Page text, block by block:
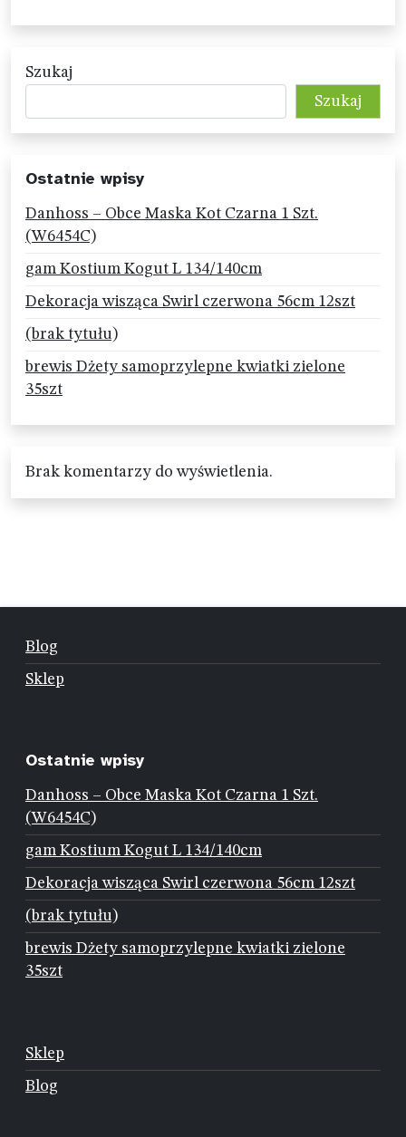
Szukaj
Szukaj
Ostatnie wpisy
Danhoss – Obce Maska Kot Czarna 1 Szt.
(W6454C)
gam Kostium Kogut L 134/140cm
Dekoracja wisząca Swirl czerwona 56cm 12szt
(brak tytułu)
brewis Dżety samoprzylepne kwiatki zielone
35szt
Brak komentarzy do wyświetlenia.
Blog
Sklep
Ostatnie wpisy
Danhoss – Obce Maska Kot Czarna 1 Szt.
(W6454C)
gam Kostium Kogut L 134/140cm
Dekoracja wisząca Swirl czerwona 56cm 12szt
(brak tytułu)
brewis Dżety samoprzylepne kwiatki zielone
35szt
Sklep
Blog